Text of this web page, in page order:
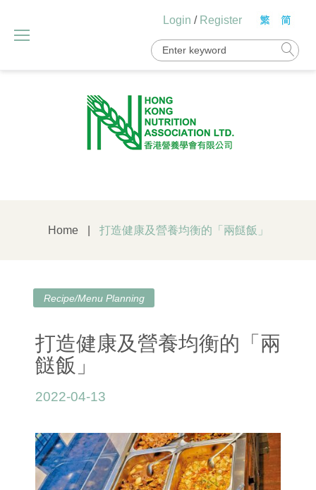
content
Login / Register
Search
for:
Home 打造健康及營養均衡的「兩餸飯」
Recipe/Menu Planning
打造健康及營養均衡的「兩
餸飯」
2022-04-13